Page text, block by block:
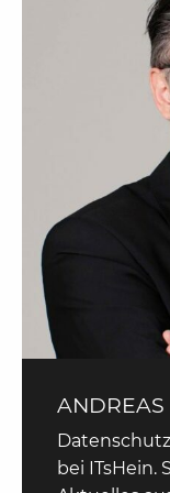
ANDREAS
bei ITsHein.